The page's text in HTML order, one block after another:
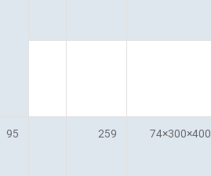
400×300×74
259
95